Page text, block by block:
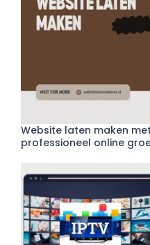
Website laten maken
professioneel online